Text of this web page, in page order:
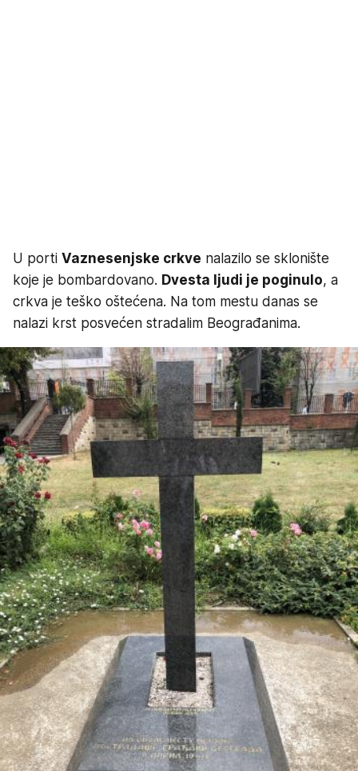
U porti Vaznesenjske crkve nalazilo se sklonište
koje je bombardovano. Dvesta ljudi je poginulo, a
crkva je teško oštećena. Na tom mestu danas se
nalazi krst posvećen stradalim Beograđanima.